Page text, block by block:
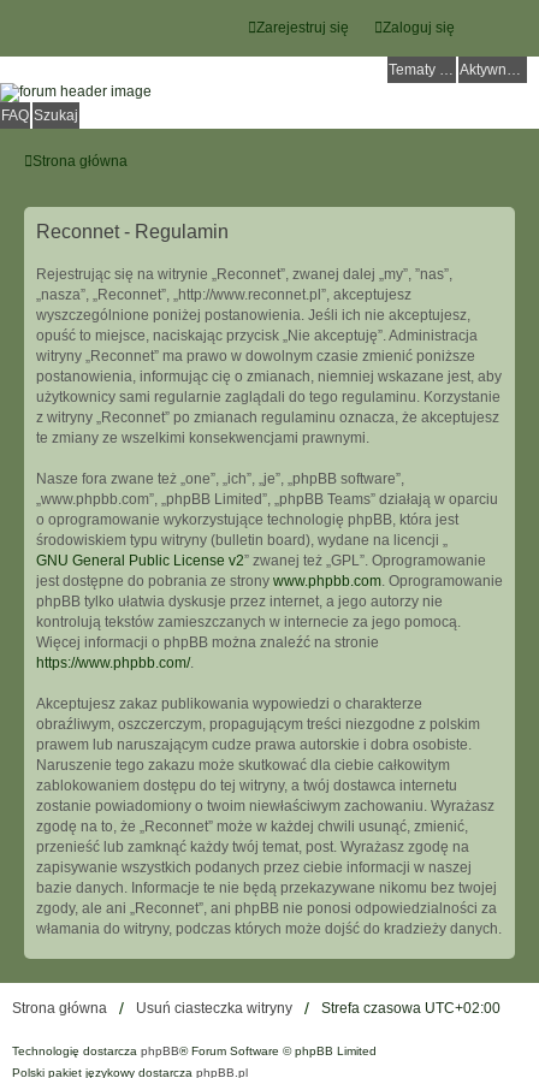
Zaloguj się
Zarejestruj się
Tematy bez odpowiedzi Aktywne tematy
FAQ Szukaj
Strona główna
Reconnet - Regulamin
Rejestrując się na witrynie „Reconnet”, zwanej dalej „my”, ”nas”,
„nasza”, „Reconnet”, „http://www.reconnet.pl”, akceptujesz
wyszczególnione poniżej postanowienia. Jeśli ich nie akceptujesz,
opuść to miejsce, naciskając przycisk „Nie akceptuję”. Administracja
witryny „Reconnet” ma prawo w dowolnym czasie zmienić poniższe
postanowienia, informując cię o zmianach, niemniej wskazane jest, aby
użytkownicy sami regularnie zaglądali do tego regulaminu. Korzystanie
z witryny „Reconnet” po zmianach regulaminu oznacza, że akceptujesz
te zmiany ze wszelkimi konsekwencjami prawnymi.
Nasze fora zwane też „one”, „ich”, „je”, „phpBB software”,
„www.phpbb.com”, „phpBB Limited”, „phpBB Teams” działają w oparciu
o oprogramowanie wykorzystujące technologię phpBB, która jest
środowiskiem typu witryny (bulletin board), wydane na licencji „
GNU General Public License v2” zwanej też „GPL”. Oprogramowanie
jest dostępne do pobrania ze strony www.phpbb.com. Oprogramowanie
phpBB tylko ułatwia dyskusje przez internet, a jego autorzy nie
kontrolują tekstów zamieszczanych w internecie za jego pomocą.
Więcej informacji o phpBB można znaleźć na stronie
https://www.phpbb.com/.
Akceptujesz zakaz publikowania wypowiedzi o charakterze
obraźliwym, oszczerczym, propagującym treści niezgodne z polskim
prawem lub naruszającym cudze prawa autorskie i dobra osobiste.
Naruszenie tego zakazu może skutkować dla ciebie całkowitym
zablokowaniem dostępu do tej witryny, a twój dostawca internetu
zostanie powiadomiony o twoim niewłaściwym zachowaniu. Wyrażasz
zgodę na to, że „Reconnet” może w każdej chwili usunąć, zmienić,
przenieść lub zamknąć każdy twój temat, post. Wyrażasz zgodę na
zapisywanie wszystkich podanych przez ciebie informacji w naszej
bazie danych. Informacje te nie będą przekazywane nikomu bez twojej
zgody, ale ani „Reconnet”, ani phpBB nie ponosi odpowiedzialności za
włamania do witryny, podczas których może dojść do kradzieży danych.
Strona główna Usuń ciasteczka witryny Strefa czasowa UTC+02:00
Technologię dostarcza phpBB® Forum Software © phpBB Limited
Polski pakiet językowy dostarcza phpBB.pl